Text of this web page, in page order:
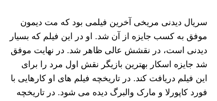
سریال دیدنی مریخی آخرین فیلمی بود که مت دیمون
موفق به کسب جایزه از آن شد. او در این فیلم که بسیار
دیدنی است، در نقشش عالی ظاهر شد. در نهایت موفق
شد جایزه اسکار بهترین بازیگر نقش اول مرد را برای
این فیلم دریافت کند. در تاریخچه فیلم های او کارهایی با
فورد کاپورلا و مارک والبرگ دیده می شود. در تاریخچه